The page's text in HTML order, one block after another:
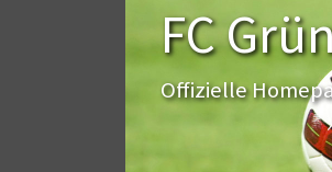
FC
Offizielle